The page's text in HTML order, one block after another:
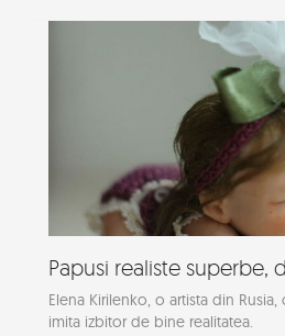
Papusi realiste superbe,
Elena Kirilenko, o artista din
imita izbitor de bine realitatea.